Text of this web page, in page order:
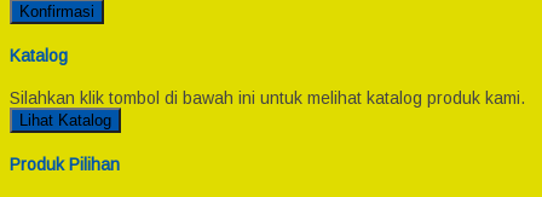
Konfirmasi
Katalog
Silahkan klik tombol di bawah ini untuk melihat katalog produk kami.
Lihat Katalog
Produk Pilihan